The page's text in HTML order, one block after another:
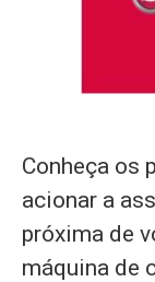
Conheça os
acionar a
próxima de
máquina de